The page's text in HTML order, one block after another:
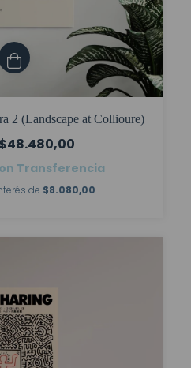
2 (Landscape at Collioure)
Transferencia
de $8.080,00